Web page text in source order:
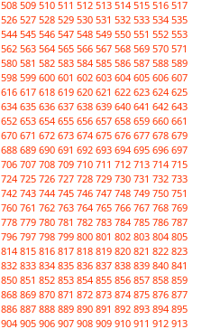
508 509 510 511 512 513 514 515 516 517
526 527 528 529 530 531 532 533 534 535
544 545 546 547 548 549 550 551 552 553
562 563 564 565 566 567 568 569 570 571
580 581 582 583 584 585 586 587 588 589
598 599 600 601 602 603 604 605 606 607
616 617 618 619 620 621 622 623 624 625
634 635 636 637 638 639 640 641 642 643
652 653 654 655 656 657 658 659 660 661
670 671 672 673 674 675 676 677 678 679
688 689 690 691 692 693 694 695 696 697
706 707 708 709 710 711 712 713 714 715
724 725 726 727 728 729 730 731 732 733
742 743 744 745 746 747 748 749 750 751
760 761 762 763 764 765 766 767 768 769
778 779 780 781 782 783 784 785 786 787
796 797 798 799 800 801 802 803 804 805
814 815 816 817 818 819 820 821 822 823
832 833 834 835 836 837 838 839 840 841
850 851 852 853 854 855 856 857 858 859
868 869 870 871 872 873 874 875 876 877
886 887 888 889 890 891 892 893 894 895
904 905 906 907 908 909 910 911 912 913